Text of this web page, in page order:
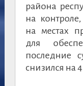
района
на
на местах
для
последние
снизился на